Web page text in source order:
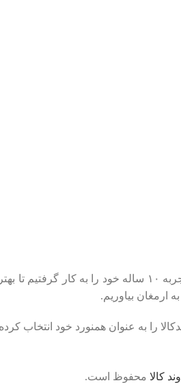
ما در دماوند کالا تجربه ۱۰ ساله خود را
ارمغان بیاوریم.
را به عنوان همنورد خود انتخاب کرده
کالا محفوظ است.